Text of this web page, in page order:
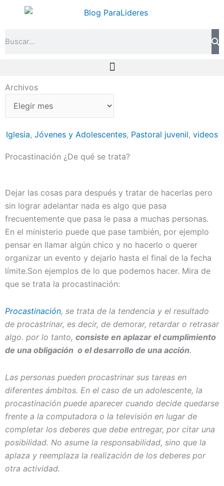
Archivos
Archivos
Iglesia, Jóvenes y Adolescentes, Pastoral juvenil, videos
Procastinación ¿De qué se trata?
Dejar las cosas para después y tratar de hacerlas pero
sin lograr adelantar nada es algo que pasa
frecuentemente que pasa le pasa a muchas personas.
En el ministerio puede que pase también, por ejemplo
pensar en llamar algún chico y no hacerlo o querer
organizar un evento y dejarlo hasta el final de la fecha
límite.Son ejemplos de lo que podemos hacer. Mira de
que se trata la procastinación:
Procastinación, se trata de la tendencia y el resultado
de procastrinar, es decir, de demorar, retardar o retrasar
algo. por lo tanto, consiste en aplazar el cumplimiento
de una obligación o el desarrollo de una acción.
Las personas pueden procastrinar sus tareas en
diferentes ámbitos. En el caso de un adolescente, la
procastinación puede aparecer cuando decide quedarse
frente a la computadora o la televisión en lugar de
completar los deberes que debe entregar, por citar una
posibilidad. No asume la responsabilidad, sino que la
aplaza y reemplaza la realización de los deberes por
otra actividad.